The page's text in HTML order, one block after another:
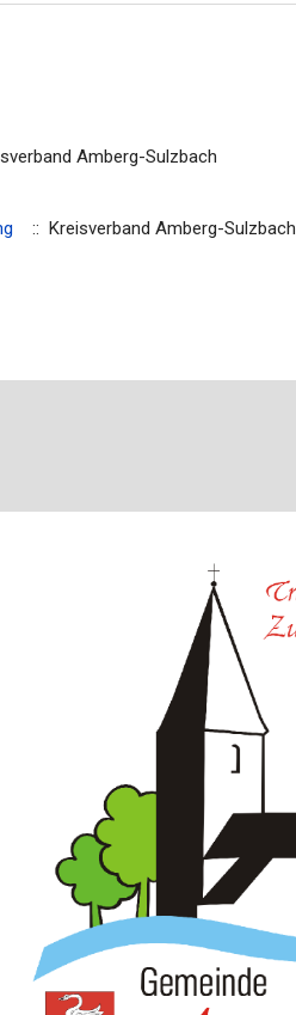
Amberg-Sulzbach
:: Kreisverband Amberg-Sulzbach